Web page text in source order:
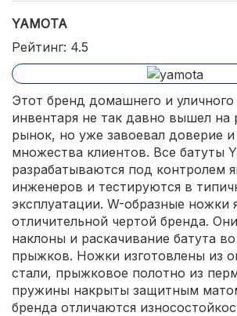
YAMOTA
Рейтинг: 4.5
Этот бренд домашнего и уличного
инвентаря не так давно вышел на
рынок, но уже завоевал доверие
множества клиентов. Все батуты
разрабатываются под контролем
инженеров и тестируются в
эксплуатации. W-образные ножки
отличительной чертой бренда.
наклоны и раскачивание батута
прыжков. Ножки изготовлены из
стали, прыжковое полотно из
пружины накрыты защитным
бренда отличаются